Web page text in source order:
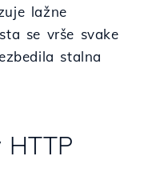
lažne
se vrše svake
stalna